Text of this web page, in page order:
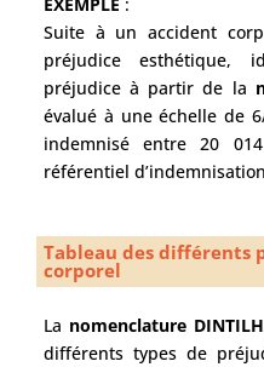
Suite à un accident
préjudice esthétique,
préjudice à partir de la
évalué à une échelle de
indemnisé entre 20
référentiel
Tableau des différents
corporel
La nomenclature
différents types de